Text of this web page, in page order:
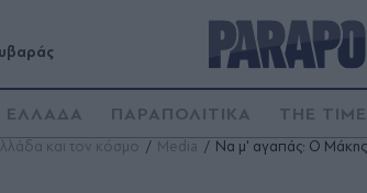
ΕΛΛΑΔΑ ΠΑΡΑΠΟΛΙΤΙΚΑ THE
και τον κόσμο Media Να μ' αγαπάς: Ο Μάκης